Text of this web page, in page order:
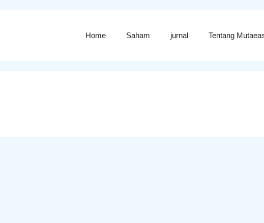
Home Saham jurnal Tentang